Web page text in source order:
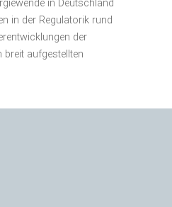
in Deutschland
in der Regulatorik rund
der
aufgestellten